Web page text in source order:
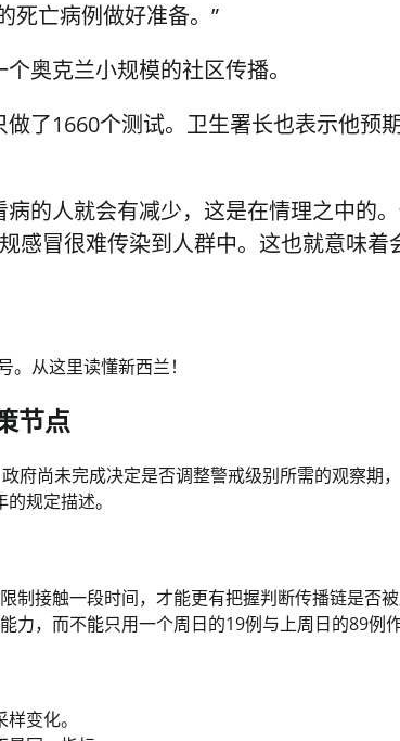
死亡病例做好准备。”
奥克兰小规模的社区传播。
了1660个测试。卫生署长也表示他预
的人就会有减少，这是在情理之中的
感冒很难传染到人群中。这也就意味着
从这里读懂新西兰！️
节点
府尚未完成决定是否调整警戒级别所需的观察期
规定描述。
制接触一段时间，才能更有把握判断传播链是否
力，而不能只用一个周日的19例与上周日的89例
变化。